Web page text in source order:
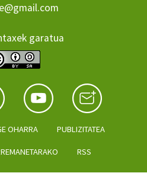
garatua
OHARRA PUBLIZITATEA
RSS